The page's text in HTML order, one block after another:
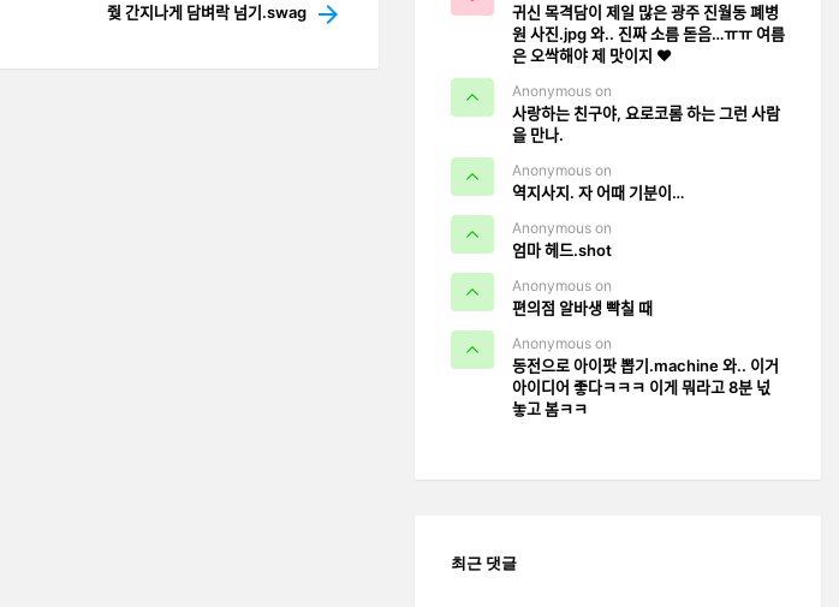
줮 간지나게 담벼락 넘기.swag
귀신 목격담이 제일 많은 광주 진월동 폐병
원 사진.jpg 와.. 진짜 소름 돋음…ㅠㅠ 여름
은 오싹해야 제 맛이지 ❤️
Anonymous on
사랑하는 친구야, 요로코롬 하는 그런 사람
을 만나.
Anonymous on
역지사지. 자 어때 기분이…
Anonymous on
엄마 헤드.shot
Anonymous on
편의점 알바생 빡칠 때
Anonymous on
동전으로 아이팟 뽑기.machine 와.. 이거
아이디어 좋다ㅋㅋㅋ 이게 뭐라고 8분 넋
놓고 봄ㅋㅋ
최근 댓글